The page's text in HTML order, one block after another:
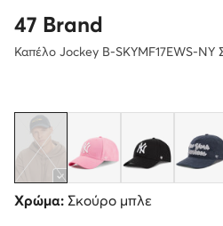
47 Brand
Καπέλο Jockey B-SKYMF17EWS-NY
Χρώμα: Σκούρο μπλε